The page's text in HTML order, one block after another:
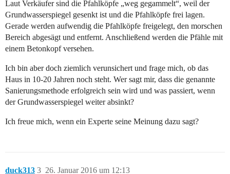
Laut Verkäufer sind die Pfahlköpfe „weg gegammelt“, weil der
Grundwasserspiegel gesenkt ist und die Pfahlköpfe frei lagen.
Gerade werden aufwendig die Pfahlköpfe freigelegt, den morschen
Bereich abgesägt und entfernt. Anschließend werden die Pfähle mit
einem Betonkopf versehen.
Ich bin aber doch ziemlich verunsichert und frage mich, ob das
Haus in 10-20 Jahren noch steht. Wer sagt mir, dass die genannte
Sanierungsmethode erfolgreich sein wird und was passiert, wenn
der Grundwasserspiegel weiter absinkt?
Ich freue mich, wenn ein Experte seine Meinung dazu sagt?
duck313 26. Januar 2016 um 12:13
3